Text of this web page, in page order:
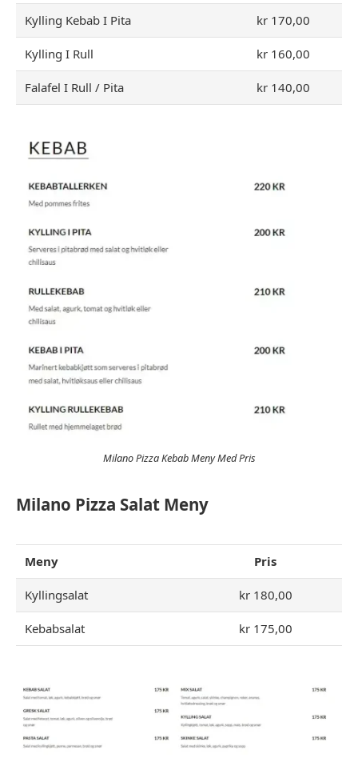
Kylling Kebab I Pita kr 170,00
Kylling I Rull kr 160,00
Falafel I Rull / Pita kr 140,00
Milano Pizza Kebab Meny Med Pris
Milano Pizza Salat Meny
Meny Pris
Kyllingsalat kr 180,00
Kebabsalat kr 175,00